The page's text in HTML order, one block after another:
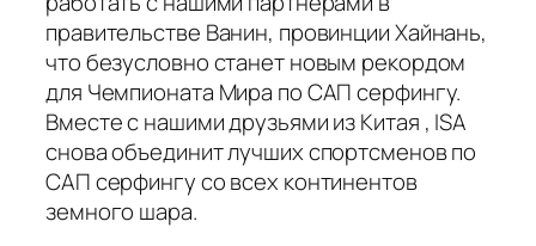
правительстве Ванин, провинции Хайнань,
что безусловно станет новым рекордом
для Чемпионата Мира по САП серфингу.
Вместе с нашими друзьями из Китая , ISA
снова объединит лучших спортсменов по
САП серфингу со всех континентов
земного шара.